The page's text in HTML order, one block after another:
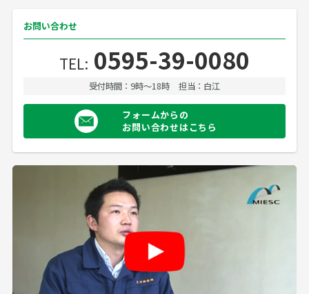
お問い合わせ
TEL: 0595-39-0080
受付時間：9時〜18時 担当：白江
フォームからの
お問い合わせはこちら